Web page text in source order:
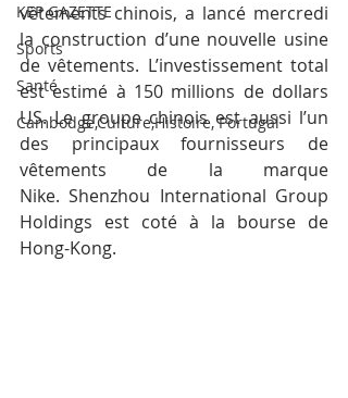
KEP GAZETTE
Sports
Santé
Cambodge,Culture,Histoire, Portugal
vêtements chinois, a lancé mercredi
la construction d’une nouvelle usine
de vêtements. L’investissement total
est estimé à 150 millions de dollars
US. Le groupe chinois est aussi l’un
des principaux fournisseurs de
vêtements de la marque
Nike. Shenzhou International Group
Holdings est coté à la bourse de
Hong-Kong.